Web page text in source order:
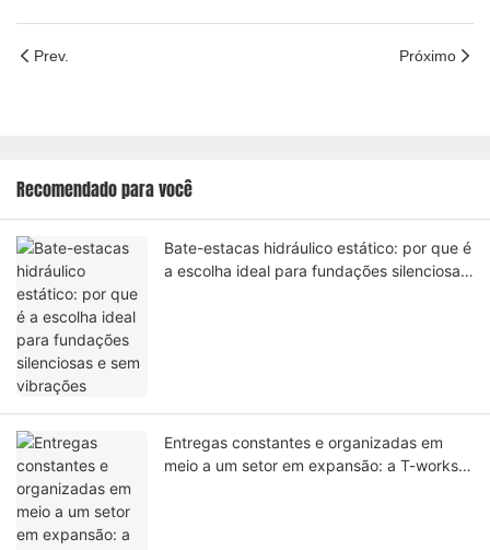
Prev. Próximo
Recomendado para você
Bate-estacas hidráulico estático: por que é
a escolha ideal para fundações silenciosas
Entregas constantes e organizadas em
meio a um setor em expansão: a T-works